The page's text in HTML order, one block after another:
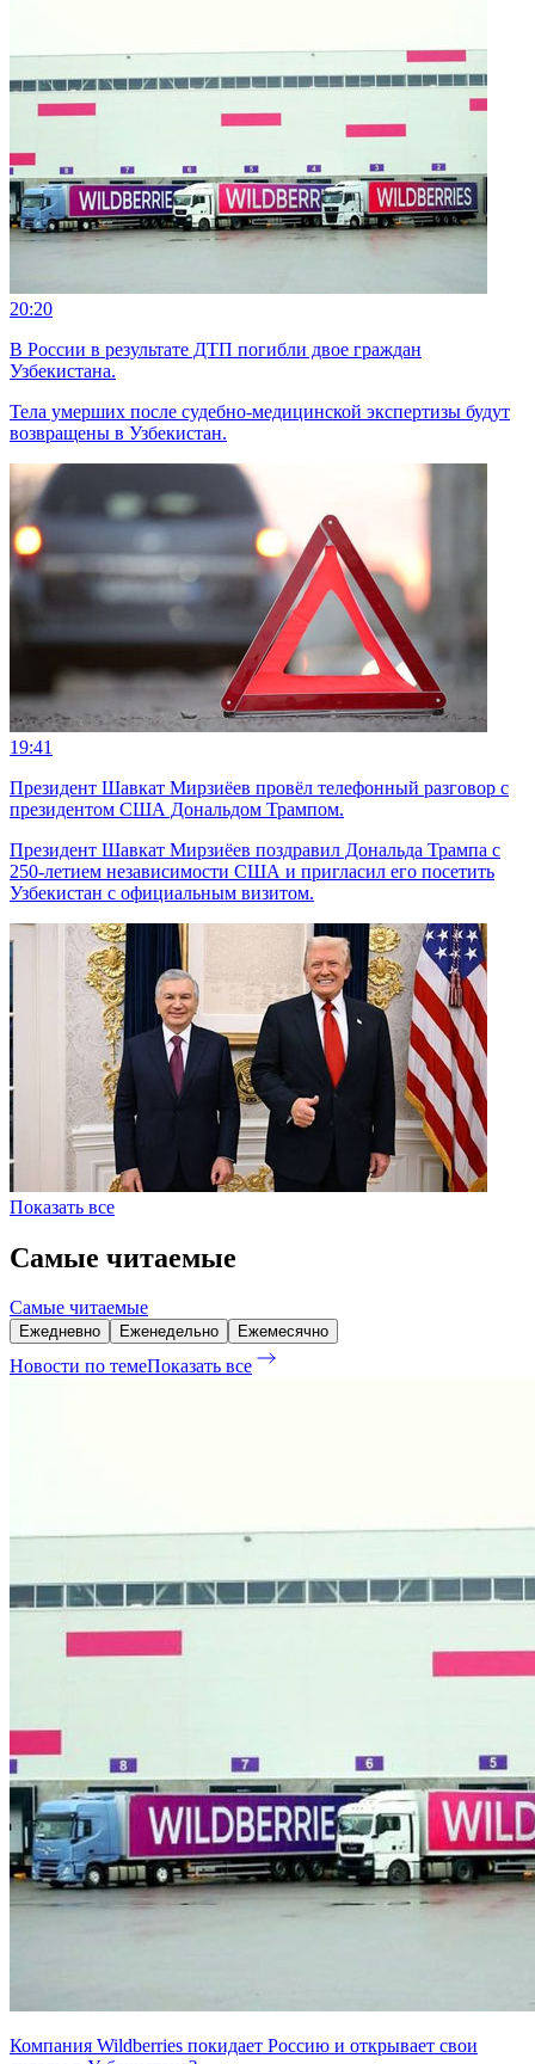
20:20
В России в результате ДТП погибли двое граждан
Узбекистана.
Тела умерших после судебно-медицинской экспертизы будут
возвращены в Узбекистан.
19:41
Президент Шавкат Мирзиёев провёл телефонный разговор с
президентом США Дональдом Трампом.
Президент Шавкат Мирзиёев поздравил Дональда Трампа с
250-летием независимости США и пригласил его посетить
Узбекистан с официальным визитом.
Показать все
Самые читаемые
Самые читаемые
Ежедневно Еженедельно Ежемесячно
Новости по темеПоказать все
Компания Wildberries покидает Россию и открывает свои